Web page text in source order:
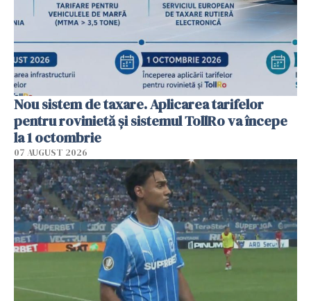
Nou sistem de taxare. Aplicarea tarifelor
pentru rovinietă şi sistemul TollRo va începe
la 1 octombrie
07 AUGUST 2026